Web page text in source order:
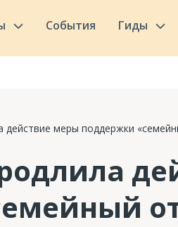
События Гиды
действие меры поддержки